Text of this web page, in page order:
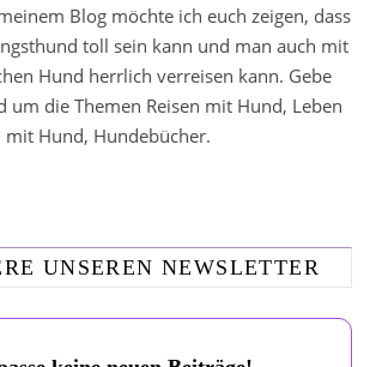
Blog möchte ich euch zeigen, dass
toll sein kann und man auch mit
Hund herrlich verreisen kann. Gebe
um die Themen Reisen mit Hund, Leben
mit Hund, Hundebücher.
UNSEREN NEWSLETTER